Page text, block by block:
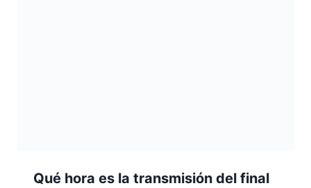
Qué hora es la transmisión del final